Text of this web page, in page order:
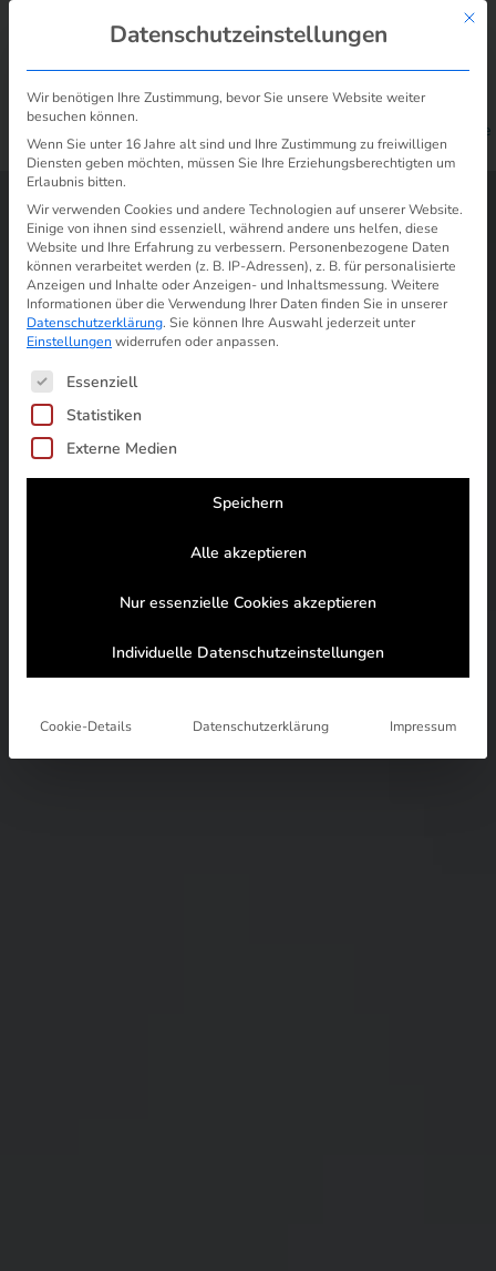
Elektrizität Berlin: So fechten Sie
die Preiserhöhung an!
Mit
Datenschutzeinstellungen
Wir benötigen Ihre Zustimmung, bevor Sie unsere Website weiter
besuchen können.
Wenn Sie unter 16 Jahre alt sind und Ihre Zustimmung zu freiwilligen
Diensten geben möchten, müssen Sie Ihre Erziehungsberechtigten um
Erlaubnis bitten.
Wir verwenden Cookies und andere Technologien auf unserer Website.
Einige von ihnen sind essenziell, während andere uns helfen, diese
Website und Ihre Erfahrung zu verbessern. Personenbezogene Daten
können verarbeitet werden (z. B. IP-Adressen), z. B. für personalisierte
Anzeigen und Inhalte oder Anzeigen- und Inhaltsmessung. Weitere
Informationen über die Verwendung Ihrer Daten finden Sie in unserer
Datenschutzerklärung. Sie können Ihre Auswahl jederzeit unter
Einstellungen widerrufen oder anpassen.
Es folgt eine Liste der Service-Gruppen, für die
Essenziell
Statistiken
Externe Medien
Speichern
Alle akzeptieren
Nur essenzielle Cookies akzeptieren
Individuelle Datenschutzeinstellungen
Cookie-Details Datenschutzerklärung Impressum